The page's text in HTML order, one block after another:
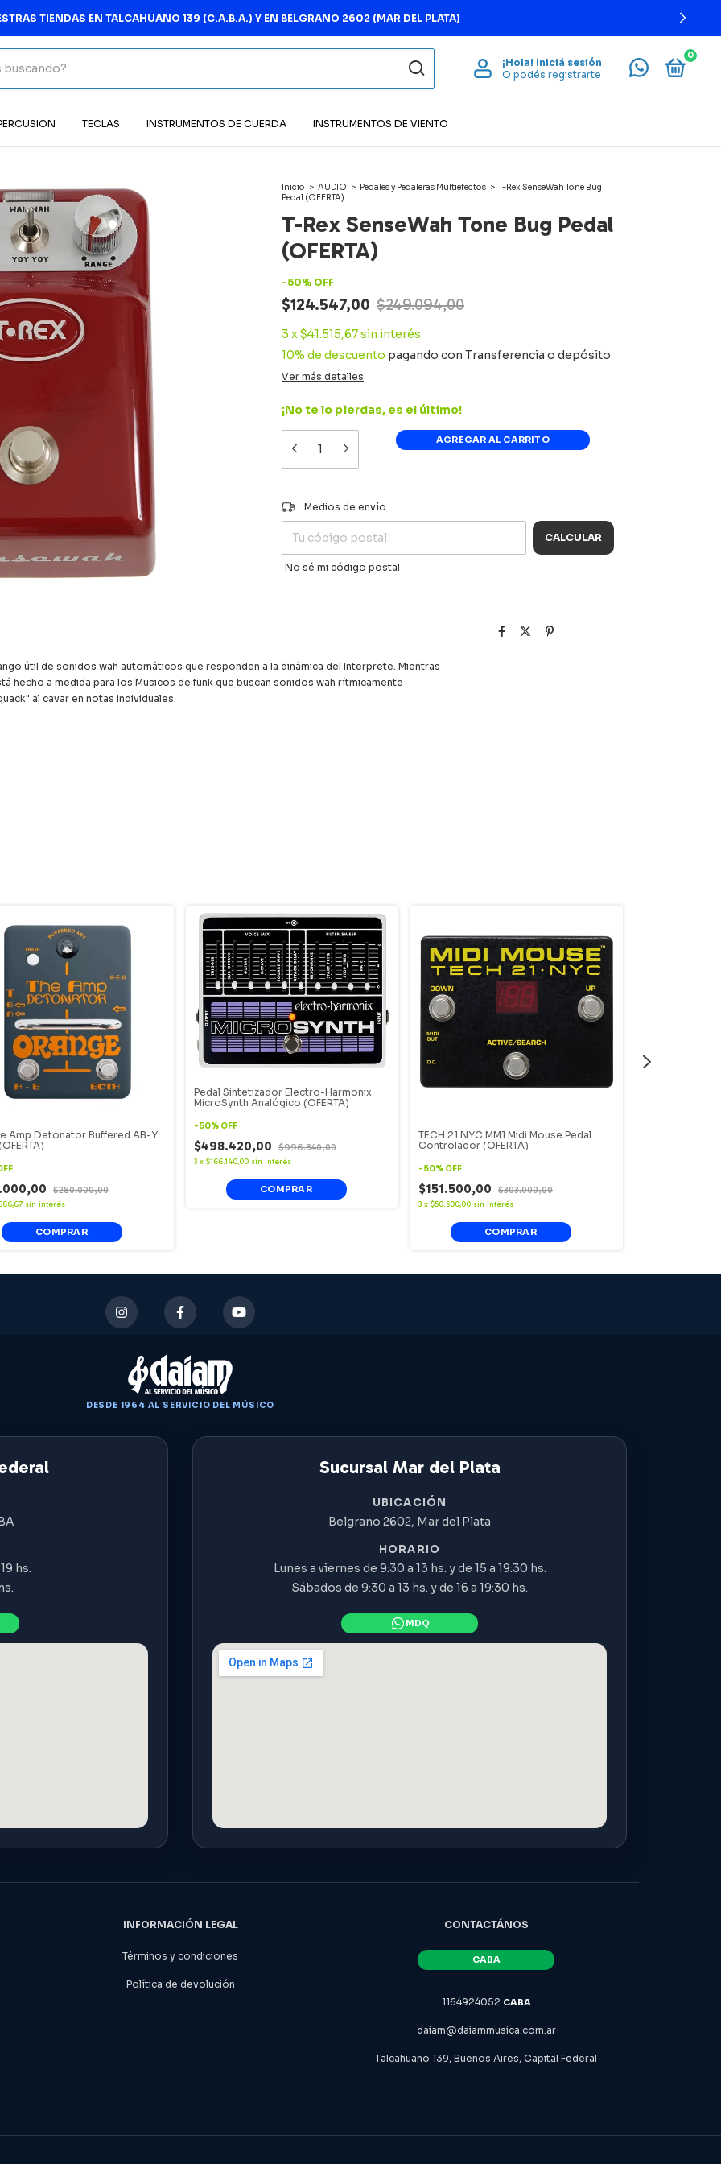
EN TALCAHUANO 139 (C.A.B.A.) Y EN BELGRANO 2602 (MAR DEL PLATA)
¡Hola! Iniciá sesión
O podés registrarte
0
TECLAS INSTRUMENTOS DE CUERDA INSTRUMENTOS DE VIENTO
Inicio > AUDIO > Pedales y Pedaleras Multiefectos > T-Rex SenseWah Tone Bug
Pedal (OFERTA)
T-Rex SenseWah Tone Bug Pedal
(OFERTA)
-50% OFF
$124.547,00 $249.094,00
3 x$41.515,67sin interés
10% de descuento pagando con Transferencia o depósito
Ver más detalles
¡No te lo pierdas, es el último!
Entregas para el CP:
Medios de envío
CALCULAR
No sé mi código postal
útil de sonidos wah automáticos que responden a la dinámica del Interprete. Mientras
a medida para los Musicos de funk que buscan sonidos wah rítmicamente
al cavar en notas individuales.
Amp Detonator Buffered AB-Y
$280.000,00
sin interés
Pedal Sintetizador Electro-Harmonix
MicroSynth Analógico (OFERTA)
-50% OFF
$498.420,00 $996.840,00
3 x $166.140,00 sin interés
TECH 21 NYC MM1 Midi Mouse Pedal
Controlador (OFERTA)
-50% OFF
$151.500,00 $303.000,00
3 x $50.500,00 sin interés
DESDE 1964 AL SERVICIO DEL MÚSICO
hs.
Sucursal Mar del Plata
UBICACIÓN
Belgrano 2602, Mar del Plata
HORARIO
Lunes a viernes de 9:30 a 13 hs. y de 15 a 19:30 hs.
Sábados de 9:30 a 13 hs. y de 16 a 19:30 hs.
INFORMACIÓN LEGAL
Términos y condiciones
Política de devolución
CONTACTÁNOS
1164924052
daiam@daiammusica.com.ar
Talcahuano 139, Buenos Aires, Capital Federal